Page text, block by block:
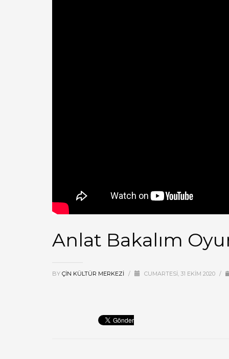
Anlat Bakalım
BY ÇIN KÜLTÜR MERKEZI / CUMARTESI, 31 EKIM 2020 /